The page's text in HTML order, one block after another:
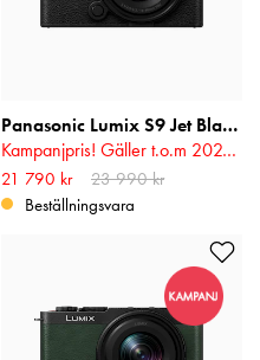
Panasonic Lumix S9 Jet Black 18-40mm f/4.5-6.3
Kampanjpris! Gäller t.o.m 2026-08-17
Nuvarande pris:21 790 kr
pris :23 990 kr
21 790 kr
23 990 kr
Beställningsvara